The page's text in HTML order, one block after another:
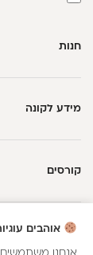
חנות
מידע לקונה
קורסים
אוהבים